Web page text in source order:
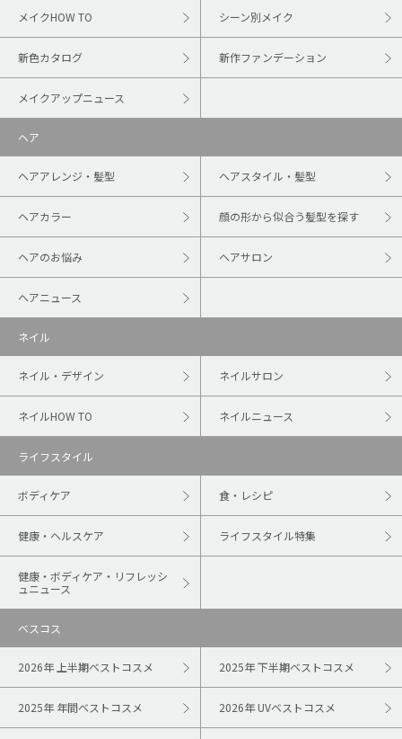
メイクHOW TO シーン別メイク
新色カタログ 新作ファンデーション
メイクアップニュース
ヘア
ヘアアレンジ・髪型 ヘアスタイル・髪型
ヘアカラー 顔の形から似合う髪型を探す
ヘアのお悩み ヘアサロン
ヘアニュース
ネイル
ネイル・デザイン ネイルサロン
ネイルHOW TO ネイルニュース
ライフスタイル
ボディケア 食・レシピ
健康・ヘルスケア ライフスタイル特集
健康・ボディケア・リフレッシ
ュニュース
ベスコス
2026年 上半期ベストコスメ 2025年 下半期ベストコスメ
2025年 年間ベストコスメ 2026年 UVベストコスメ